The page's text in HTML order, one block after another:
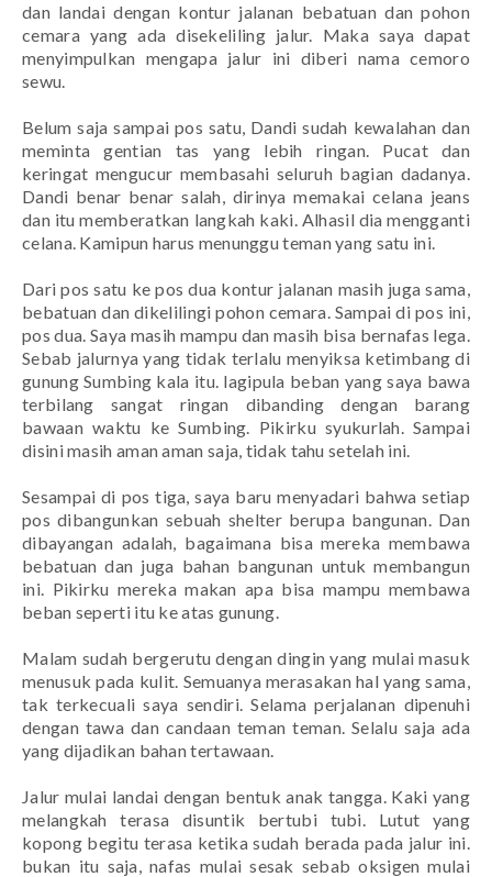
dan landai dengan kontur jalanan bebatuan dan pohon
cemara yang ada disekeliling jalur. Maka saya dapat
menyimpulkan mengapa jalur ini diberi nama cemoro
sewu.
Belum saja sampai pos satu, Dandi sudah kewalahan dan
meminta gentian tas yang lebih ringan. Pucat dan
keringat mengucur membasahi seluruh bagian dadanya.
Dandi benar benar salah, dirinya memakai celana jeans
dan itu memberatkan langkah kaki. Alhasil dia mengganti
celana. Kamipun harus menunggu teman yang satu ini.
Dari pos satu ke pos dua kontur jalanan masih juga sama,
bebatuan dan dikelilingi pohon cemara. Sampai di pos ini,
pos dua. Saya masih mampu dan masih bisa bernafas lega.
Sebab jalurnya yang tidak terlalu menyiksa ketimbang di
gunung Sumbing kala itu. lagipula beban yang saya bawa
terbilang sangat ringan dibanding dengan barang
bawaan waktu ke Sumbing. Pikirku syukurlah. Sampai
disini masih aman aman saja, tidak tahu setelah ini.
Sesampai di pos tiga, saya baru menyadari bahwa setiap
pos dibangunkan sebuah shelterberupa bangunan. Dan
dibayangan adalah, bagaimana bisa mereka membawa
bebatuan dan juga bahan bangunan untuk membangun
ini. Pikirku mereka makan apa bisa mampu membawa
beban seperti itu ke atas gunung.
Malam sudah bergerutu dengan dingin yang mulai masuk
menusuk pada kulit. Semuanya merasakan hal yang sama,
tak terkecuali saya sendiri. Selama perjalanan dipenuhi
dengan tawa dan candaan teman teman. Selalu saja ada
yang dijadikan bahan tertawaan.
Jalur mulai landai dengan bentuk anak tangga. Kaki yang
melangkah terasa disuntik bertubi tubi. Lutut yang
kopong begitu terasa ketika sudah berada pada jalur ini.
bukan itu saja, nafas mulai sesak sebab oksigen mulai